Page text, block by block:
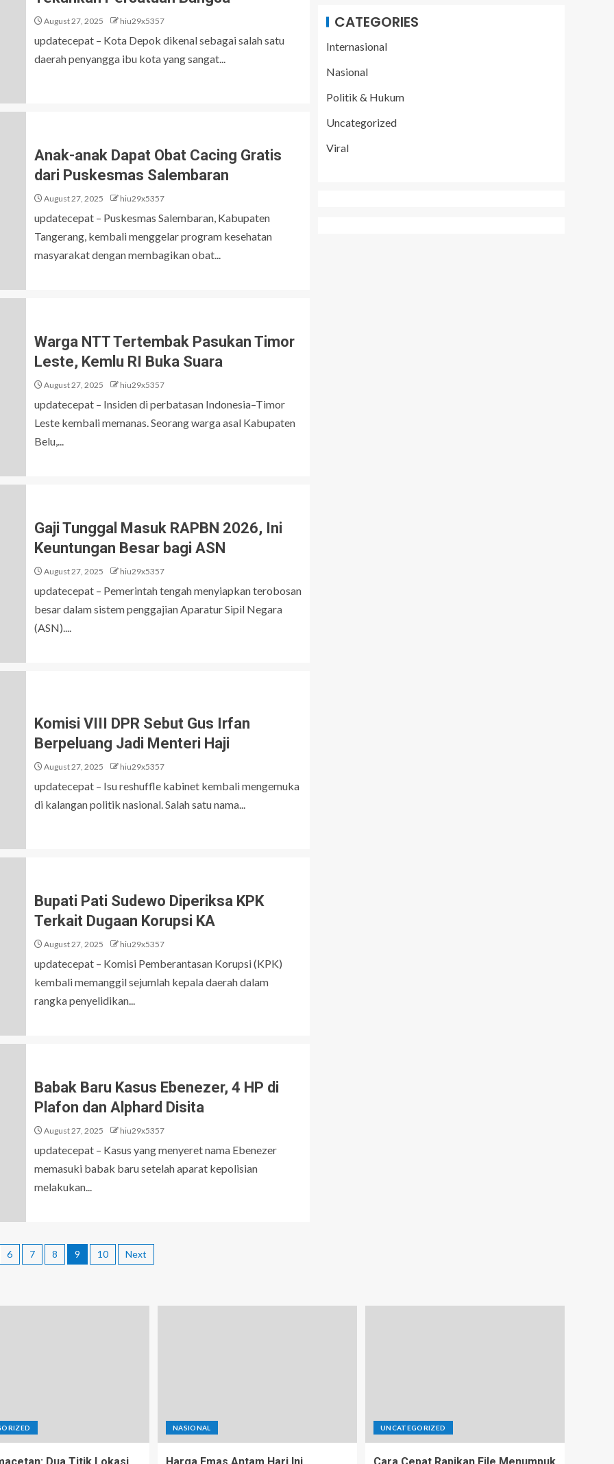
August 27, 2025 hiu29x5357
updatecepat – Kota Depok dikenal sebagai salah satu
daerah penyangga ibu kota yang sangat...
Anak-anak Dapat Obat Cacing Gratis
dari Puskesmas Salembaran
August 27, 2025 hiu29x5357
updatecepat – Puskesmas Salembaran, Kabupaten
Tangerang, kembali menggelar program kesehatan
masyarakat dengan membagikan obat...
Warga NTT Tertembak Pasukan Timor
Leste, Kemlu RI Buka Suara
August 27, 2025 hiu29x5357
updatecepat – Insiden di perbatasan Indonesia–Timor
Leste kembali memanas. Seorang warga asal Kabupaten
Belu,...
Gaji Tunggal Masuk RAPBN 2026, Ini
Keuntungan Besar bagi ASN
August 27, 2025 hiu29x5357
updatecepat – Pemerintah tengah menyiapkan terobosan
besar dalam sistem penggajian Aparatur Sipil Negara
(ASN)....
Komisi VIII DPR Sebut Gus Irfan
Berpeluang Jadi Menteri Haji
August 27, 2025 hiu29x5357
updatecepat – Isu reshuffle kabinet kembali mengemuka
di kalangan politik nasional. Salah satu nama...
Bupati Pati Sudewo Diperiksa KPK
Terkait Dugaan Korupsi KA
August 27, 2025 hiu29x5357
updatecepat – Komisi Pemberantasan Korupsi (KPK)
kembali memanggil sejumlah kepala daerah dalam
rangka penyelidikan...
Babak Baru Kasus Ebenezer, 4 HP di
Plafon dan Alphard Disita
August 27, 2025 hiu29x5357
updatecepat – Kasus yang menyeret nama Ebenezer
memasuki babak baru setelah aparat kepolisian
melakukan...
6 7 8 9 10 Next
CATEGORIES
Internasional
Nasional
Politik & Hukum
Uncategorized
Viral
NASIONAL UNCATEGORIZED